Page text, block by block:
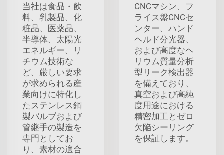
当社は食品・飲
料、乳製品、化
粧品、医薬品、
半導体、太陽光
エネルギー、リ
チウム技術な
ど、厳しい要求
が求められる産
業向けに特化し
たステンレス鋼
製バルブおよび
管継手の製造を
専門としてお
り、素材の適合
CNCマシン、フ
ライス盤CNCセ
ンター、ハンド
ヘルド分光器、
および高度なヘ
リウム質量分析
型リーク検出器
を備えており、
真空および高純
度用途における
精密加工とゼロ
欠陥シーリング
を保証します。